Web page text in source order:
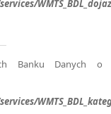
Banku Danych o